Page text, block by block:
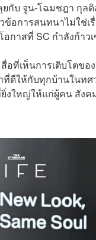
กับ จูน-โฉมชฎา กุล
ข้อการสนทนาไม่ใช่
อกาสที่ SC กำลังก้า
อที่เห็นการเติบโตขอ
ที่ดีให้กับทุกบ้านในทศ
ใหญ่ให้แก่ผู้คน สังคม